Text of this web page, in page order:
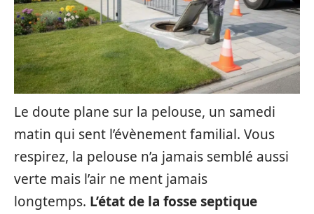
Le doute plane sur la pelouse, un samedi
matin qui sent l’évènement familial. Vous
respirez, la pelouse n’a jamais semblé aussi
verte mais l’air ne ment jamais
longtemps. L’état de la fosse septique